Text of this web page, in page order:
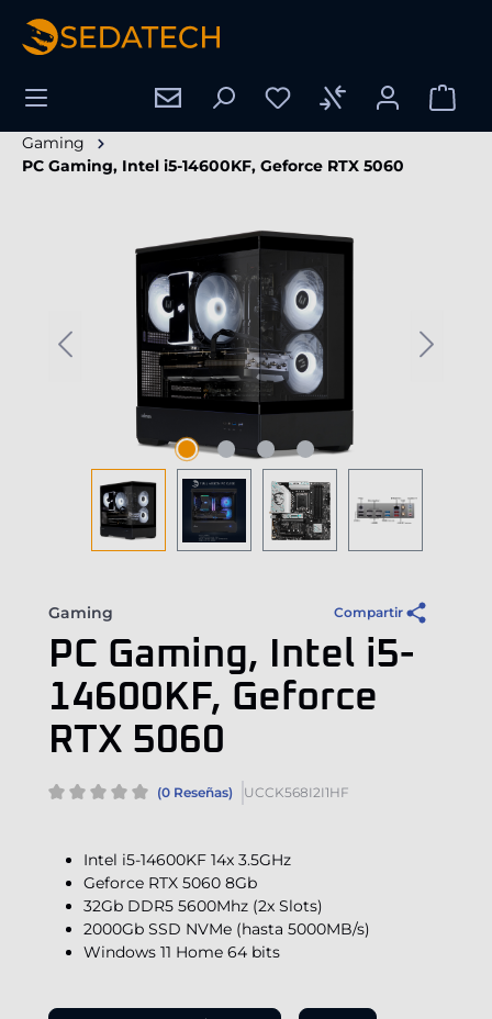
principal
Gaming
PC Gaming, Intel i5-14600KF, Geforce RTX 5060
Omitir galería de imágenes
Gaming Compartir
PC Gaming, Intel i5-
14600KF, Geforce
RTX 5060
(0 Reseñas) UCCK568I2I1HF
Intel i5-14600KF 14x 3.5GHz
Geforce RTX 5060 8Gb
32Gb DDR5 5600Mhz (2x Slots)
2000Gb SSD NVMe (hasta 5000MB/s)
Windows 11 Home 64 bits